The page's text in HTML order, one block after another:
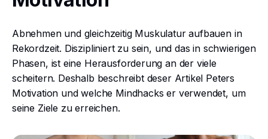
Abnehmen und gleichzeitig Muskulatur aufbauen in
Rekordzeit. Diszipliniert zu sein, und das in schwierigen
Phasen, ist eine Herausforderung an der viele
scheitern. Deshalb beschreibt deser Artikel Peters
Motivation und welche Mindhacks er verwendet, um
seine Ziele zu erreichen.